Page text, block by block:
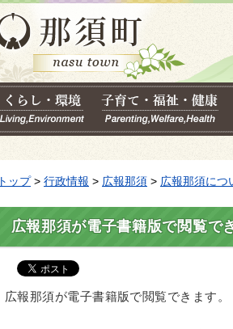
トップ> 行政情報 > 広報那須 > 広報那須につ
広報那須が電子書籍版で閲覧で
広報那須が電子書籍版で閲覧できます。